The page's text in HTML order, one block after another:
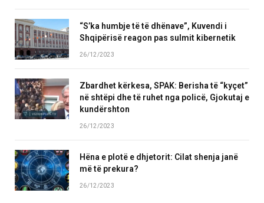
“S’ka humbje të të dhënave”, Kuvendi i
Shqipërisë reagon pas sulmit kibernetik
26/12/2023
Zbardhet kërkesa, SPAK: Berisha të “kyçet”
në shtëpi dhe të ruhet nga policë, Gjokutaj e
kundërshton
26/12/2023
Hëna e plotë e dhjetorit: Cilat shenja janë
më të prekura?
26/12/2023